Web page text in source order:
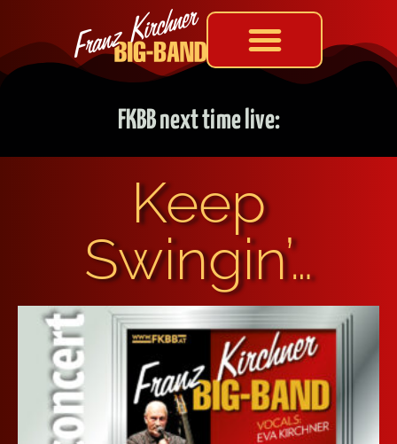
FKBB next time live:
Keep
Swingin’…